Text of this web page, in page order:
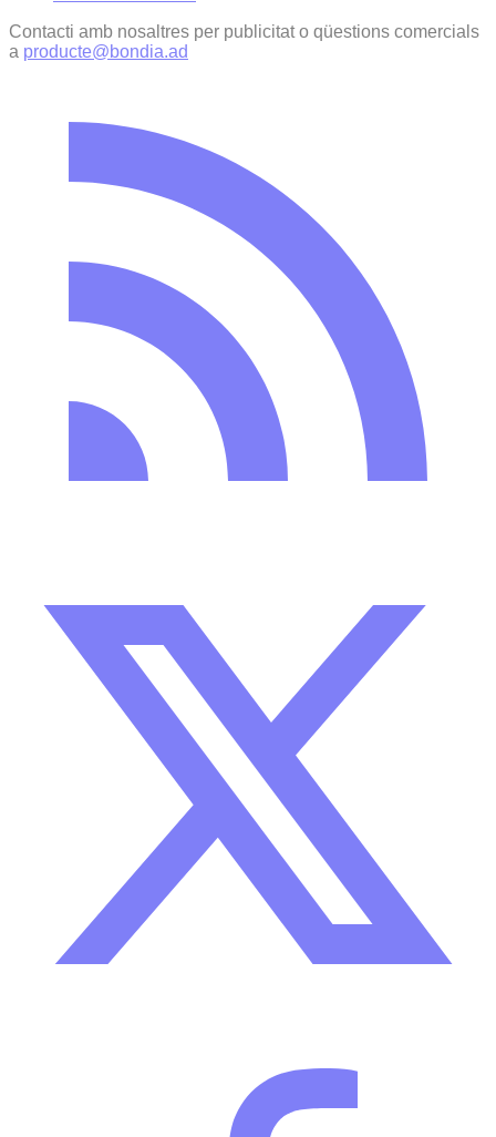
Contacti amb nosaltres per publicitat o qüestions comercials
a producte@bondia.ad